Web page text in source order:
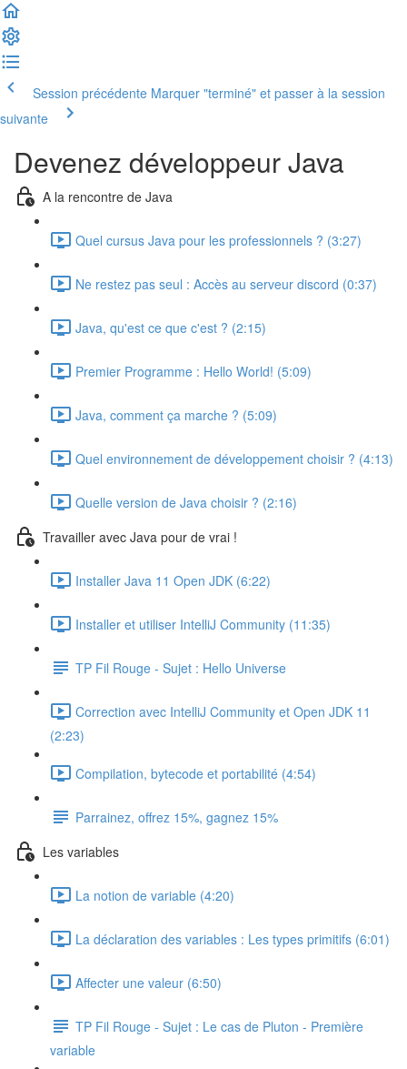
Session précédente Marquer "terminé" et passer à la session
suivante
Devenez développeur Java
A la rencontre de Java
Quel cursus Java pour les professionnels ? (3:27)
Ne restez pas seul : Accès au serveur discord (0:37)
Java, qu'est ce que c'est ? (2:15)
Premier Programme : Hello World! (5:09)
Java, comment ça marche ? (5:09)
Quel environnement de développement choisir ? (4:13)
Quelle version de Java choisir ? (2:16)
Travailler avec Java pour de vrai !
Installer Java 11 Open JDK (6:22)
Installer et utiliser IntelliJ Community (11:35)
TP Fil Rouge - Sujet : Hello Universe
Correction avec IntelliJ Community et Open JDK 11
(2:23)
Compilation, bytecode et portabilité (4:54)
Parrainez, offrez 15%, gagnez 15%
Les variables
La notion de variable (4:20)
La déclaration des variables : Les types primitifs (6:01)
Affecter une valeur (6:50)
TP Fil Rouge - Sujet : Le cas de Pluton - Première
variable